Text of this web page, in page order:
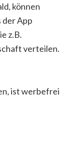
können
der App
z.B.
verteilen.
ist werbefrei